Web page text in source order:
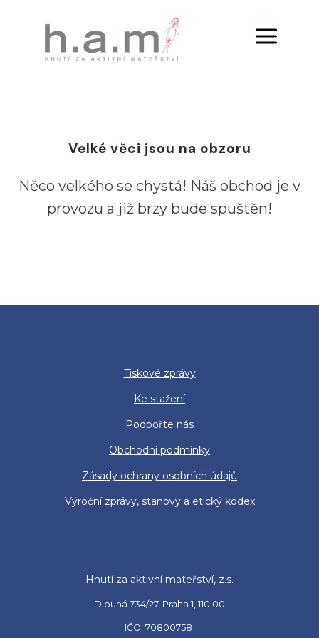
Velké věci jsou na obzoru
Něco velkého se chystá! Náš obchod je v
provozu a již brzy bude spuštěn!
Tiskové zprávy
Ke stažení
Podpořte nás
Obchodní podmínky
Zásady ochrany osobních údajů
Výroční zprávy, stanovy a etický kodex
Hnutí za aktivní mateřství, z.s.
Dlouhá 734/27, Praha 1, 110 00
IČO: 70800758